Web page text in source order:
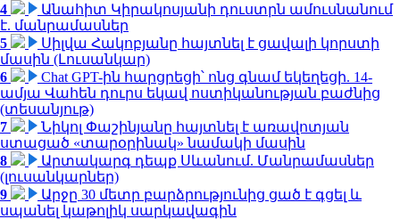
4
Անահիտ Կիրակոսյանի դուստրն ամուսնանում
է. մանրամասներ
5
Սիլվա Հակոբյանը հայտնել է ցավալի կորստի
մասին (Լուսանկար)
6
Chat GPT-ին հարցրեցի՝ ոնց գնամ եկեղեցի. 14-
ամյա Վահեն դուրս եկավ ոստիկանության բաժնից
(տեսանյութ)
7
Նիկոլ Փաշինյանը հայտնել է առավոտյան
ստացած «տարօրինակ» նամակի մասին
8
Արտակարգ դեպք Սևանում. Մանրամասներ
(լուսանկարներ)
9
Արջը 30 մետր բարձրությունից ցած է գցել և
սպանել կաթոլիկ սարկավագին